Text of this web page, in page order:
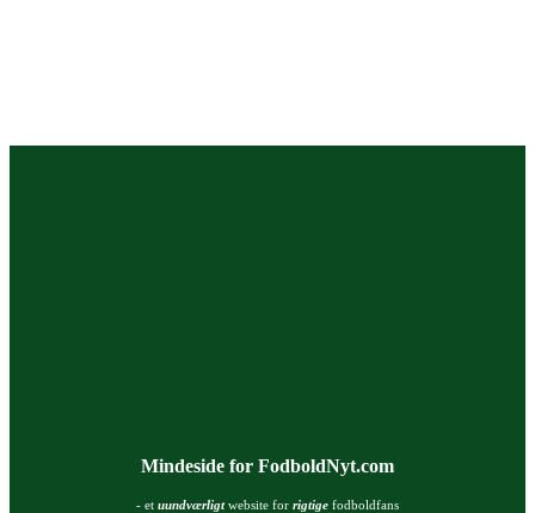
Mindeside for FodboldNyt.com
- et uundværligtwebsite for rigtige fodboldfans